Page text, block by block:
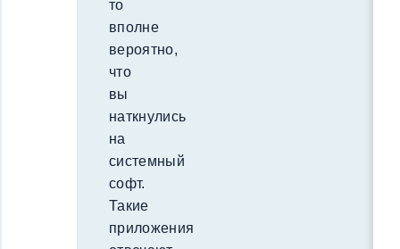
то
вполне
вероятно,
что
вы
наткнулись
на
системный
софт.
Такие
приложения